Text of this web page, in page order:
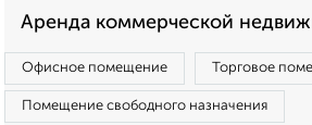
Аренда коммерческой
Офисное помещение Торговое
Помещение свободного назначения